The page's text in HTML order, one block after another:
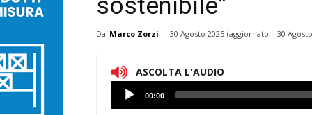
sostenibile”
Da Marco Zorzi - 30 Agosto 2025 (aggiornato il 30
ASCOLTA L'AUDIO
Lettore
Audio
00:00